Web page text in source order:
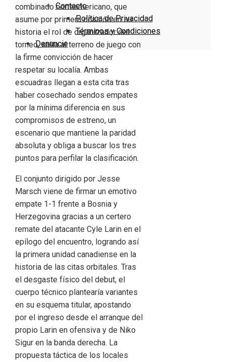
Contacto
Política de Privacidad
Términos y Condiciones
Denuncie
combinado norteamericano, que
asume por primera ocasión en su
historia el rol de organizador del
torneo, salta al terreno de juego con
la firme convicción de hacer
respetar su localía. Ambas
escuadras llegan a esta cita tras
haber cosechado sendos empates
por la mínima diferencia en sus
compromisos de estreno, un
escenario que mantiene la paridad
absoluta y obliga a buscar los tres
puntos para perfilar la clasificación.
El conjunto dirigido por Jesse
Marsch viene de firmar un emotivo
empate 1-1 frente a Bosnia y
Herzegovina gracias a un certero
remate del atacante Cyle Larin en el
epílogo del encuentro, logrando así
la primera unidad canadiense en la
historia de las citas orbitales. Tras
el desgaste físico del debut, el
cuerpo técnico plantearía variantes
en su esquema titular, apostando
por el ingreso desde el arranque del
propio Larin en ofensiva y de Niko
Sigur en la banda derecha. La
propuesta táctica de los locales